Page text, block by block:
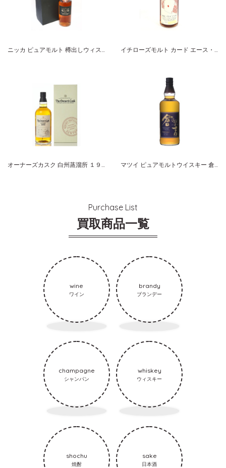
ニッカ ピュアモルト 樽出しウィスキー原酒 イチローズモルト カード エース・オブ・ダイヤモンズ
オーナーズカスク 白州蒸溜所 １９８８-２００５ ホグスヘッド サントリーシングルカスクウイスキー マツイ ピュアモルトウイスキー 倉吉 ８年
Purchase List
買取商品一覧
wine
ワイン
brandy
ブランデー
champagne
シャンパン
whiskey
ウィスキー
shochu
焼酎
sake
日本酒